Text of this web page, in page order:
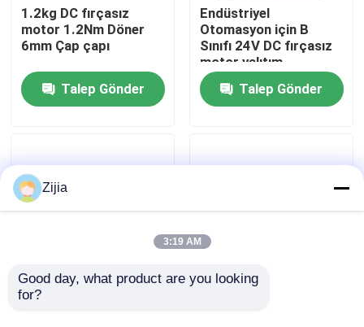
Hakkımızda
Bize Ulaşın
Bir teklif isteği
1.2kg DC fırçasız
motor 1.2Nm Döner
6mm Çap çapı
Talep Gönder
Endüstriyel
Otomasyon için B
Sınıfı 24V DC fırçasız
motor yalıtım
Talep Gönder
1.2kg Kalıcı mıknatıs
Zijia
3:19 AM
Good day, what product are you looking
for?